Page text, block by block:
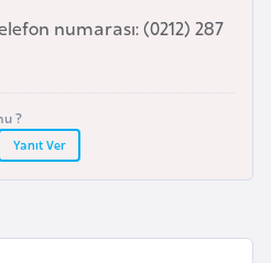
numarası: (0212) 287
?
Yanıt Ver